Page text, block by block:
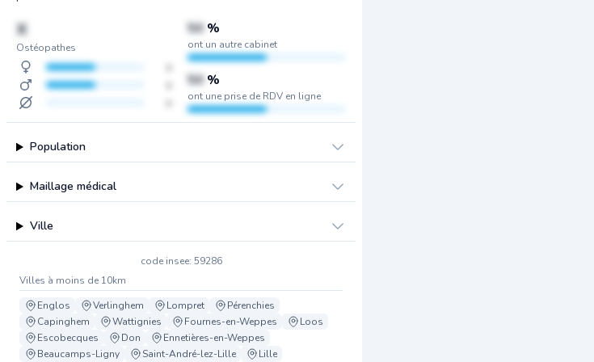
X
Ostéopathes
50 %
ont un autre cabinet
50 %
ont une prise de RDV en ligne
Population
Maillage médical
Ville
code insee: 59286
Villes à moins de 10km
Englos
Verlinghem Lompret
Pérenchies
Capinghem
Wattignies Fournes-en-Weppes
Loos
Escobecques
Don
Ennetières-en-Weppes
Beaucamps-Ligny
Saint-André-lez-Lille Lille